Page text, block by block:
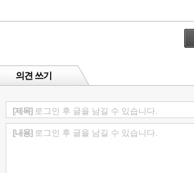
의견 쓰기
[제목] 로그인 후 글을 남길 수 있습니다.
[내용] 로그인 후 글을 남길 수 있습니다.